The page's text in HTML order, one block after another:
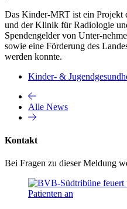
Das Kinder-MRT ist ein Projekt
und der Klinik für Radiologie
Spendengelder von Unter-
sowie eine Förderung des
werden konnte.
Kinder- &
Alle News
Kontakt
Bei Fragen zu dieser Meldung